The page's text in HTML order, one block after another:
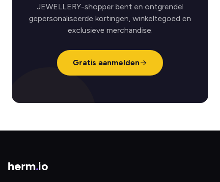
JEWELLERY-shopper bent en ontgrendel
gepersonaliseerde kortingen, winkeltegoed en
exclusieve merchandise.
Gratis aanmelden
herm.io